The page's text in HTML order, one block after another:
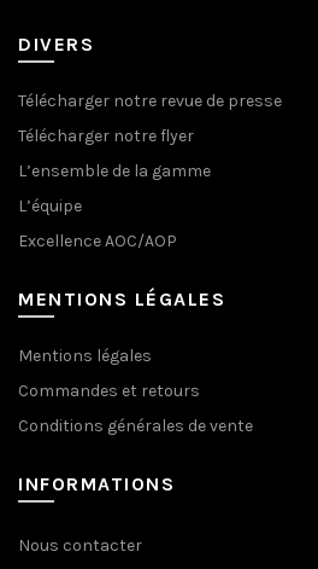
DIVERS
Télécharger notre revue de presse
Télécharger notre flyer
L’ensemble de la gamme
L’équipe
Excellence AOC/AOP
MENTIONS LÉGALES
Mentions légales
Commandes et retours
Conditions générales de vente
INFORMATIONS
Nous contacter